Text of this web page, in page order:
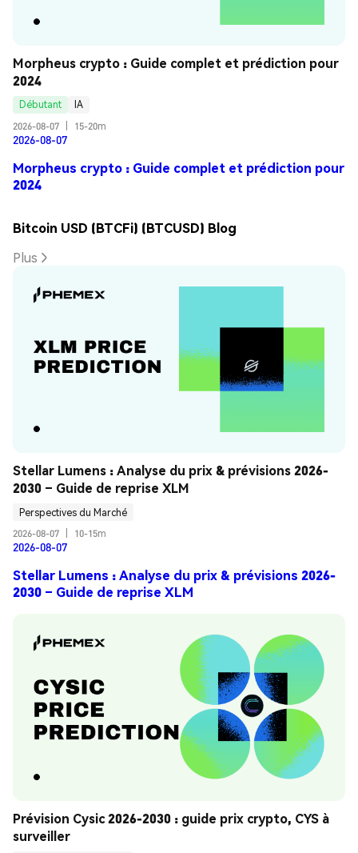
Morpheus crypto : Guide complet et prédiction pour
2024
Débutant
IA
2026-08-07
15-20m
2026-08-07
Morpheus crypto : Guide complet et prédiction pour
2024
Bitcoin USD (BTCFi) (BTCUSD) Blog
Plus
Stellar Lumens : Analyse du prix & prévisions 2026-
2030 – Guide de reprise XLM
Perspectives du Marché
2026-08-07
10-15m
2026-08-07
Stellar Lumens : Analyse du prix & prévisions 2026-
2030 – Guide de reprise XLM
Prévision Cysic 2026-2030 : guide prix crypto, CYS à
surveiller